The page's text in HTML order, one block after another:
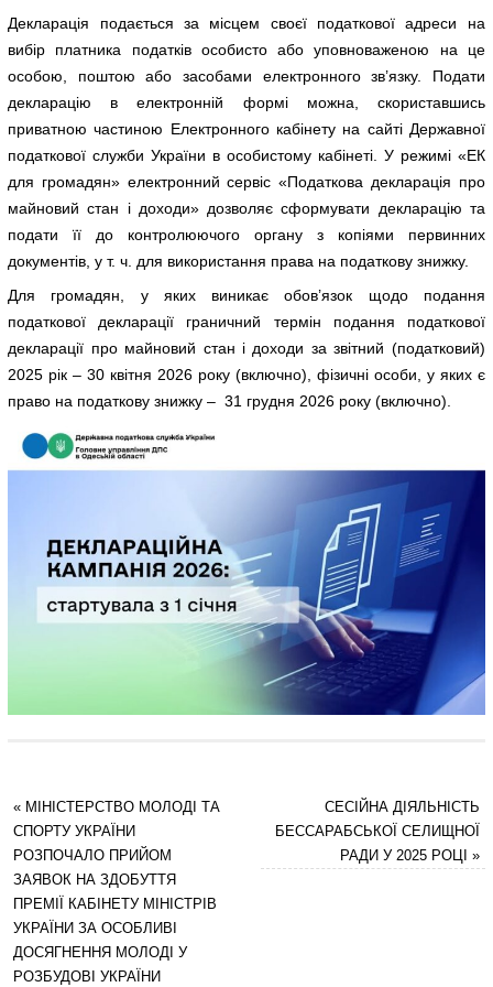
Декларація подається за місцем своєї податкової адреси на
вибір платника податків особисто або уповноваженою на це
особою, поштою або засобами електронного зв’язку. Подати
декларацію в електронній формі можна, скориставшись
приватною частиною Електронного кабінету на сайті Державної
податкової служби України в особистому кабінеті. У режимі «ЕК
для громадян» електронний сервіс «Податкова декларація про
майновий стан і доходи» дозволяє сформувати декларацію та
подати її до контролюючого органу з копіями первинних
документів, у т. ч. для використання права на податкову знижку.
Для громадян, у яких виникає обов’язок щодо подання
податкової декларації граничний термін подання податкової
декларації про майновий стан і доходи за звітний (податковий)
2025 рік – 30 квітня 2026 року (включно), фізичні особи, у яких є
право на податкову знижку – 31 грудня 2026 року (включно).
«МІНІСТЕРСТВО МОЛОДІ ТА
СПОРТУ УКРАЇНИ
РОЗПОЧАЛО ПРИЙОМ
ЗАЯВОК НА ЗДОБУТТЯ
ПРЕМІЇ КАБІНЕТУ МІНІСТРІВ
УКРАЇНИ ЗА ОСОБЛИВІ
ДОСЯГНЕННЯ МОЛОДІ У
РОЗБУДОВІ УКРАЇНИ
СЕСІЙНА ДІЯЛЬНІСТЬ
БЕССАРАБСЬКОЇ СЕЛИЩНОЇ
РАДИ У 2025 РОЦІ»